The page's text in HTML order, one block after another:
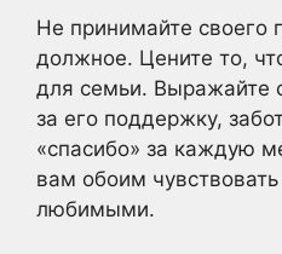
Не принимайте своего
должное. Цените то,
для семьи. Выражайте
за его поддержку,
«спасибо» за каждую
вам обоим
любимыми.